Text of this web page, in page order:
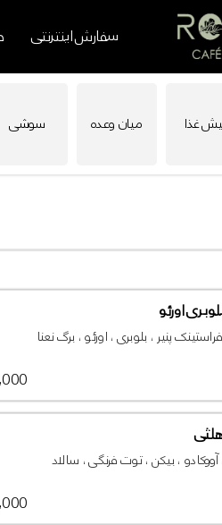
سفارش اینترنتی
غذا میان وعده سوشی
اورئو
پنیر ، بلوبری ، اورئو ، برگ نعنا
، بیکن ، توت فرنگی ، سالاد